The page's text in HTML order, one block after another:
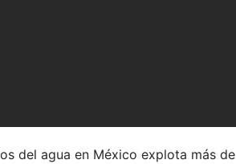
del agua en México explota más de